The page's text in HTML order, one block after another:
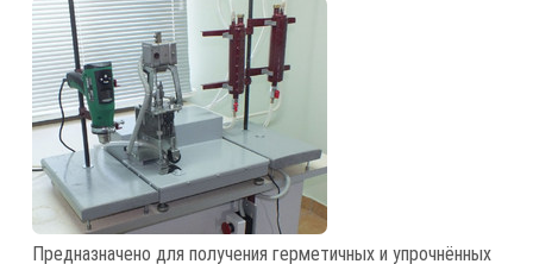
Предназначено для получения герметичных и упрочнённых